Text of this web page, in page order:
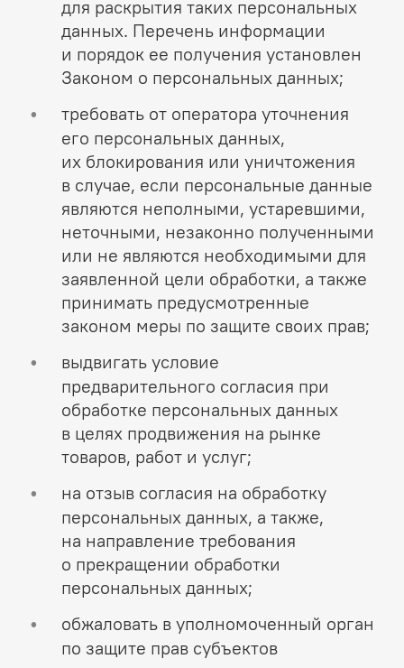
для раскрытия таких персональных
данных. Перечень информации
и порядок ее получения установлен
Законом о персональных данных;
требовать от оператора уточнения
его персональных данных,
их блокирования или уничтожения
в случае, если персональные данные
являются неполными, устаревшими,
неточными, незаконно полученными
или не являются необходимыми для
заявленной цели обработки, а также
принимать предусмотренные
законом меры по защите своих прав;
выдвигать условие
предварительного согласия при
обработке персональных данных
в целях продвижения на рынке
товаров, работ и услуг;
на отзыв согласия на обработку
персональных данных, а также,
на направление требования
о прекращении обработки
персональных данных;
обжаловать в уполномоченный орган
по защите прав субъектов